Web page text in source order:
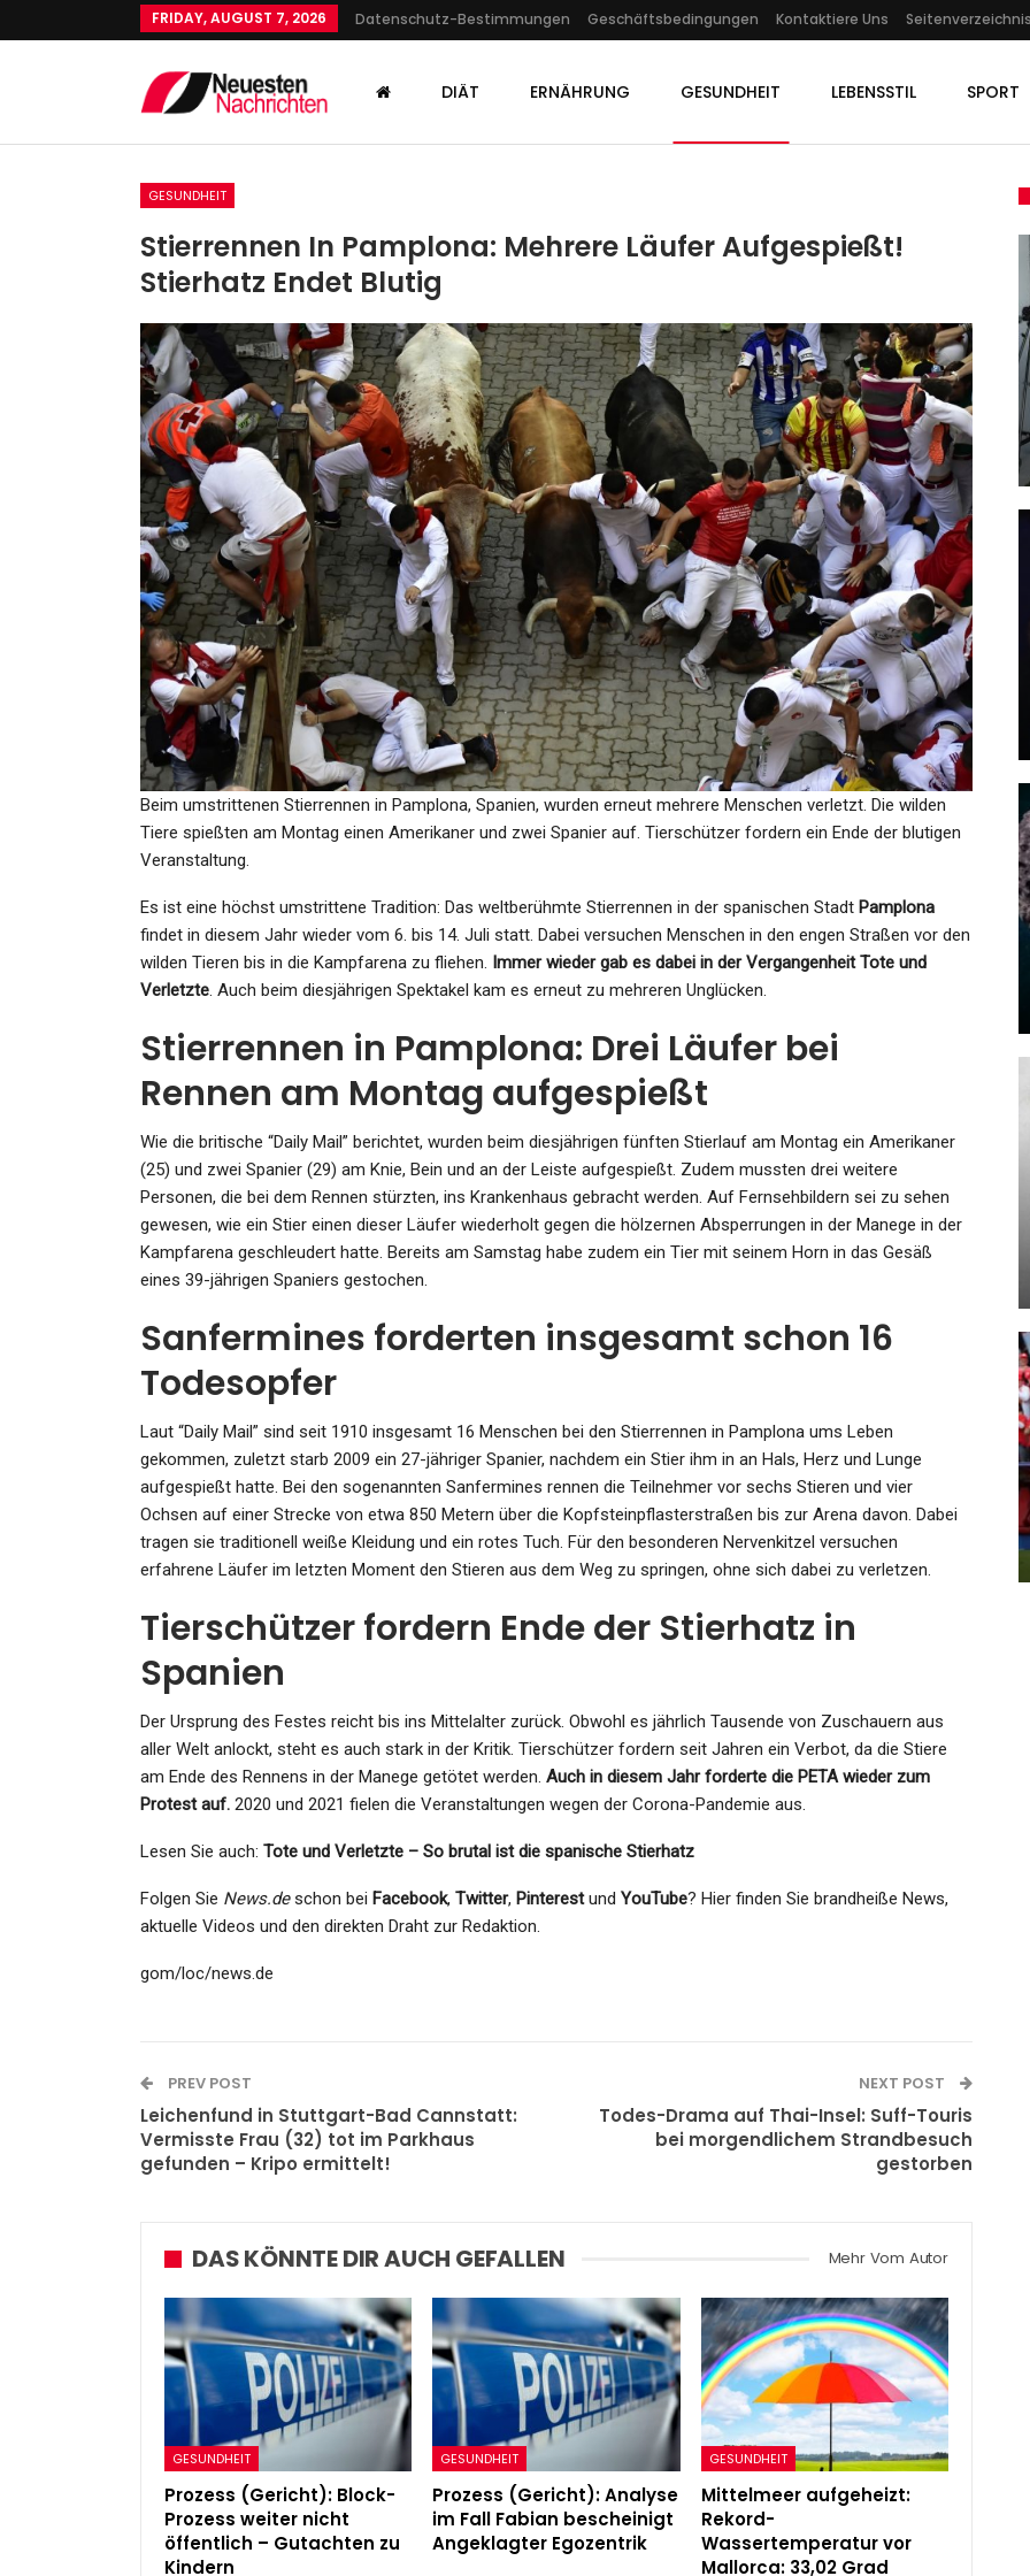
FRIDAY, AUGUST 7, 2026 Datenschutz-Bestimmungen Geschäftsbedingungen Kontaktiere Uns Seitenverzeichnis
DIÄT ERNÄHRUNG GESUNDHEIT LEBENSSTIL SPORT
GESUNDHEIT
Stierrennen In Pamplona: Mehrere Läufer Aufgespießt!
Stierhatz Endet Blutig
Beim umstrittenen Stierrennen in Pamplona, Spanien, wurden erneut mehrere Menschen verletzt. Die wilden
Tiere spießten am Montag einen Amerikaner und zwei Spanier auf. Tierschützer fordern ein Ende der blutigen
Veranstaltung.
Es ist eine höchst umstrittene Tradition: Das weltberühmte Stierrennen in der spanischen Stadt Pamplona
findet in diesem Jahr wieder vom 6. bis 14. Juli statt. Dabei versuchen Menschen in den engen Straßen vor den
wilden Tieren bis in die Kampfarena zu fliehen. Immer wieder gab es dabei in der Vergangenheit Tote und
Verletzte. Auch beim diesjährigen Spektakel kam es erneut zu mehreren Unglücken.
Stierrennen in Pamplona: Drei Läufer bei
Rennen am Montag aufgespießt
Wie die britische “Daily Mail” berichtet, wurden beim diesjährigen fünften Stierlauf am Montag ein Amerikaner
(25) und zwei Spanier (29) am Knie, Bein und an der Leiste aufgespießt. Zudem mussten drei weitere
Personen, die bei dem Rennen stürzten, ins Krankenhaus gebracht werden. Auf Fernsehbildern sei zu sehen
gewesen, wie ein Stier einen dieser Läufer wiederholt gegen die hölzernen Absperrungen in der Manege in der
Kampfarena geschleudert hatte. Bereits am Samstag habe zudem ein Tier mit seinem Horn in das Gesäß
eines 39-jährigen Spaniers gestochen.
Sanfermines forderten insgesamt schon 16
Todesopfer
Laut “Daily Mail” sind seit 1910 insgesamt 16 Menschen bei den Stierrennen in Pamplona ums Leben
gekommen, zuletzt starb 2009 ein 27-jähriger Spanier, nachdem ein Stier ihm in an Hals, Herz und Lunge
aufgespießt hatte. Bei den sogenannten Sanfermines rennen die Teilnehmer vor sechs Stieren und vier
Ochsen auf einer Strecke von etwa 850 Metern über die Kopfsteinpflasterstraßen bis zur Arena davon. Dabei
tragen sie traditionell weiße Kleidung und ein rotes Tuch. Für den besonderen Nervenkitzel versuchen
erfahrene Läufer im letzten Moment den Stieren aus dem Weg zu springen, ohne sich dabei zu verletzen.
Tierschützer fordern Ende der Stierhatz in
Spanien
Der Ursprung des Festes reicht bis ins Mittelalter zurück. Obwohl es jährlich Tausende von Zuschauern aus
aller Welt anlockt, steht es auch stark in der Kritik. Tierschützer fordern seit Jahren ein Verbot, da die Stiere
am Ende des Rennens in der Manege getötet werden. Auch in diesem Jahr forderte die PETA wieder zum
Protest auf. 2020 und 2021 fielen die Veranstaltungen wegen der Corona-Pandemie aus.
Lesen Sie auch: Tote und Verletzte – So brutal ist die spanische Stierhatz
Folgen Sie News.deschon bei Facebook, Twitter, Pinterestund YouTube? Hier finden Sie brandheiße News,
aktuelle Videos und den direkten Draht zur Redaktion.
gom/loc/news.de
PREV POST
Leichenfund in Stuttgart-Bad Cannstatt:
Vermisste Frau (32) tot im Parkhaus
gefunden – Kripo ermittelt!
NEXT POST
Todes-Drama auf Thai-Insel: Suff-Touris
bei morgendlichem Strandbesuch
gestorben
DAS KÖNNTE DIR AUCH GEFALLEN Mehr Vom Autor
GESUNDHEIT
Prozess (Gericht): Block-
Prozess weiter nicht
öffentlich – Gutachten zu
Kindern
GESUNDHEIT
Prozess (Gericht): Analyse
im Fall Fabian bescheinigt
Angeklagter Egozentrik
GESUNDHEIT
Mittelmeer aufgeheizt:
Rekord-
Wassertemperatur vor
Mallorca: 33,02 Grad
GESUNDHEIT
An Der Nordküste Australiens:
Schon Wieder Eine Tödliche…
Admin May 24, 2026
SPORT
Hertha BSC Will Den
Tabellenführer Ärgern: Warum…
Admin Mar 10, 2024
Leichtathletik: Busemann Denkt
Vor WM-Start An „Gespenst
Von…
Admin Sep 9, 2025
35:34-Heimsieg Gegen
Schlusslicht Balingen:…
Admin Mar 25, 2024
KULTUR
Sylvester Stallone Wird 80: Der
Amerikanische Traum Trägt…
Admin Jul 5, 2026
KULTUR
Autor Christoph Peters Im
Gespräch: „Ich Wollte Mich…
Admin Mar 31, 2025
SPORT
Nations League: Ein „kleiner
Titel“ Als Erstes Großes…
Admin Jun 3, 2025
Kapitän Kholod Verlässt
Spandau 04: Überraschende
Abgänge…
Admin
Der Nebelkerzenwerfer: Wie
Lange Bleibt Wolfram Weimer
Noch…
Teenie-Mord In Stretford: 16-
Jähriger Von Vier
Jugendlichen…
Admin Jan 25, 2022